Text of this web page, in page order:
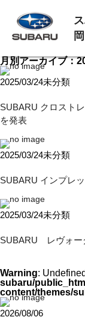
月別アーカイブ：
2025/03/24未分類
SUBARU クロスト
を発表
2025/03/24未分類
SUBARU インプレ
2025/03/24未分類
SUBARU レヴォー
Warning:
subaru/
content/themes/
2026/08/06